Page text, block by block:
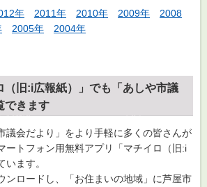
年 2011年 2010年 2009年
2008
2005年 2004年
（旧:i広報紙）」でも「あしや市議
できます
議会だより」をより手軽に多くの皆さんが
ートフォン用無料アプリ「マチイロ（旧:i
います。
ンロードし、「お住まいの地域」に芦屋市